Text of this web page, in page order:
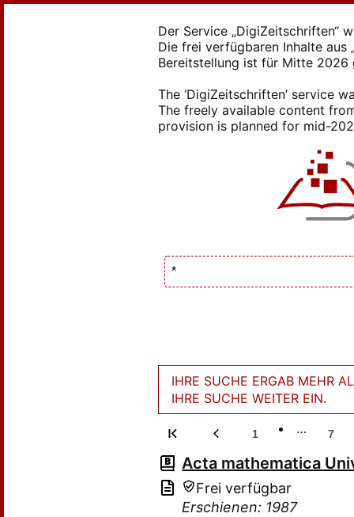
Der Service „DigiZeitschriften“
Die frei verfügbaren Inhalte aus
Bereitstellung ist für Mitte 2026
The ‘DigiZeitschriften’ service
The freely available content
provision is planned for mid-
IHRE SUCHE ERGAB MEHR
IHRE SUCHE WEITER EIN.
1 … 7
Acta mathematica
Frei verfügbar
Erschienen: 1987